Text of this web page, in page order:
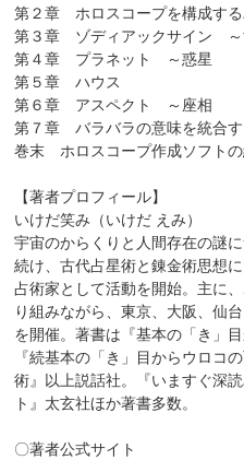
第２章 ホロスコープを構成する
第３章 ゾディアックサイン ～
第４章 プラネット ～惑星
第５章 ハウス
第６章 アスペクト ～座相
第７章 バラバラの意味を統合す
巻末 ホロスコープ作成ソフトの
【著者プロフィール】
いけだ笑み（いけだ えみ）
宇宙のからくりと人間存在の謎
続け、古代占星術と錬金術思想
占術家として活動を開始。主に
り組みながら、東京、大阪、仙
を開催。著書は『基本の「き」
『続基本の「き」目からウロコ
術』以上説話社。『いますぐ深
ト』太玄社ほか著書多数。
〇著者公式サイト